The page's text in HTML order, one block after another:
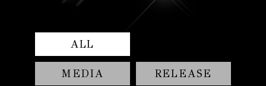
ALL
MEDIA RELEASE